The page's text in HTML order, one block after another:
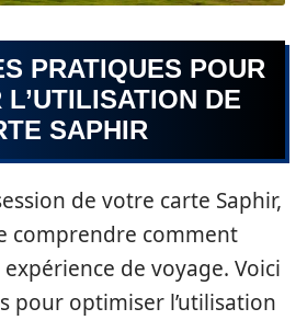
PRATIQUES POUR
DE
SAPHIR
de votre carte Saphir,
comprendre comment
de voyage. Voici
pour optimiser l’utilisation